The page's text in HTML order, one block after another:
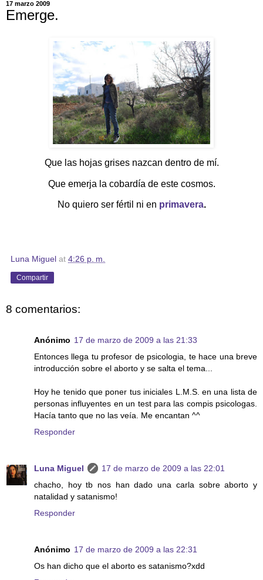
17 marzo 2009
Emerge.
Que las hojas grises nazcan dentro de mí.
Queemerja la cobardía de este cosmos.
No quiero ser fértil ni en primavera.
Luna Miguel at 4:26 p. m.
Compartir
8 comentarios:
Anónimo 17 de marzo de 2009 a las 21:33
Entonces llega tu profesor de psicologia, te hace una breve
introducción sobre el aborto y se salta el tema...
Hoy he tenido que poner tus iniciales L.M.S. en una lista de
personas influyentes en un test para las compis psicologas.
Hacía tanto que no las veía. Me encantan ^^
Responder
Luna Miguel
17 de marzo de 2009 a las 22:01
chacho, hoy tb nos han dado una carla sobre aborto y
natalidad y satanismo!
Responder
Anónimo 17 de marzo de 2009 a las 22:31
Os han dicho que el aborto es satanismo?xdd